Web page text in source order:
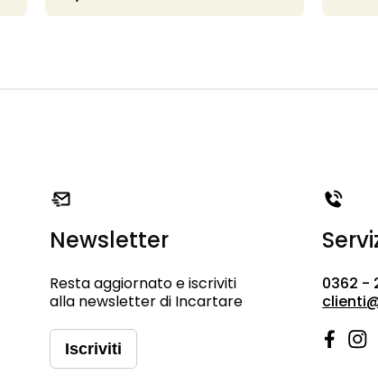
Newsletter
Resta aggiornato e iscriviti
alla newsletter di Incartare
Iscriviti
0362 -